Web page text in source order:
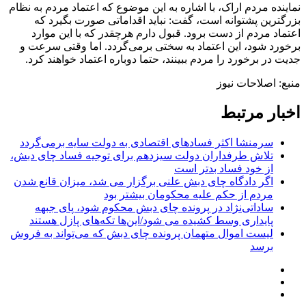
نماینده مردم اراک، با اشاره به این موضوع که اعتماد مردم به نظام
بزرگترین پشتوانه است، گفت: نباید اقداماتی صورت بگیرد که
اعتماد مردم از دست برود. قبول دارم هرچقدر که با این موارد
برخورد شود، این اعتماد به سختی برمی‌گردد. اما وقتی سرعت و
جدیت در برخورد را مردم ببینند، حتما دوباره اعتماد خواهند کرد.
منبع: اصلاحات نیوز
اخبار مرتبط
سرمنشا اکثر فسادهای اقتصادی به دولت سایه برمی‌گردد
تلاش طرفداران دولت سیزدهم برای توجیه فساد چای دبش،
از خود فساد بدتر است
اگر دادگاه‌ چای دبش علنی برگزار می شد، میزان قانع شدن
مردم از حکم علیه محکومان بیشتر بود
ساداتی‌نژاد در پرونده چای دبش محکوم شود، پای جبهه
پایداری وسط کشیده می شود/این‌ها تکه‌های پازل هستند
لیست اموال متهمان پرونده چای دبش که می‌تواند به فروش
برسد